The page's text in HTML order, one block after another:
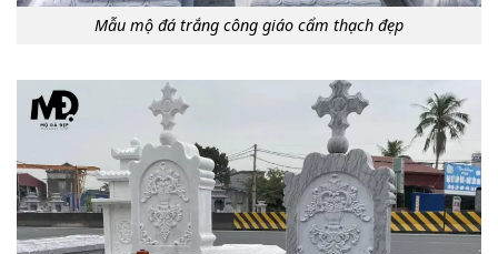
Mẫu mộ đá trắng công giáo cẩm thạch đẹp